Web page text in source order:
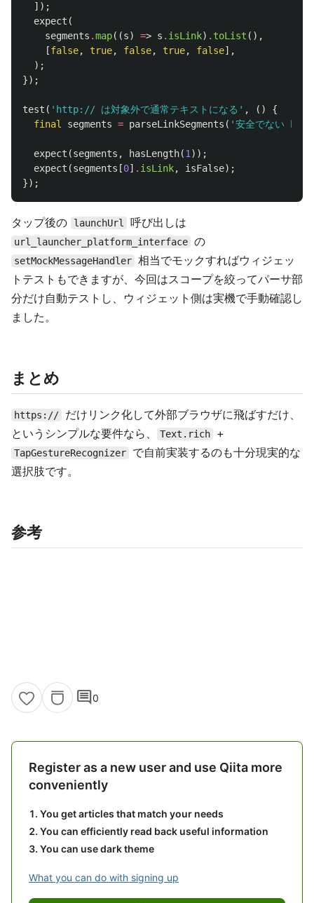
]);
expect (
segments .map((s) => s . isLink) . toList (),
[false, true, false, true, false],
);
});
test ( 'http:// は対象外で通常テキストになる' , ()
{
final
segments = parseLinkSegments ( '安全でない
expect (segments , hasLength(1 ));
expect (segments [0] . isLink, isFalse);
});
タップ後の launchUrl 呼び出しは
url_launcher_platform_interface の
setMockMessageHandler 相当でモックすればウィジェッ
トテストもできますが、今回はスコープを絞ってパーサ部
分だけ自動テストし、ウィジェット側は実機で手動確認し
ました。
まとめ
https://
だけリンク化して外部ブラウザに飛ばすだけ、
というシンプルな要件なら、
Text.rich +
TapGestureRecognizer
で自前実装するのも十分現実的な
選択肢です。
参考
comment0
Register as a new user and use Qiita more
conveniently
You get articles that match your needs
You can efficiently read back useful information
You can use dark theme
What you can do with signing up